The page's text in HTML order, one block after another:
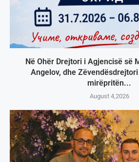
Në Ohër Drejtori i Agjencisë së
Angelov, dhe
mirëpritën...
August 4,2026